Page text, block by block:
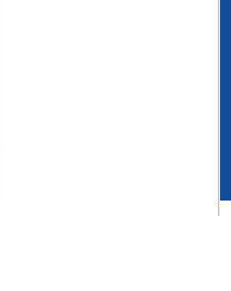
tổng hợp số 83/GP-TTĐT, ngày
thông. Đề nghị ghi rõ nguồn
thông tin từ trang này.